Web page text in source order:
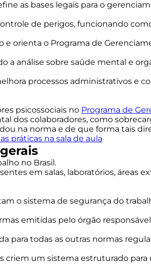
as bases legais para o
de perigos, funcionando
e orienta o Programa de
a análise sobre saúde mental e
processos administrativos e
psicossociais no Programa de
dos colaboradores, como
na norma e de que forma tais
práticas na sala de aula
no Brasil.
em salas, laboratórios, áreas
o sistema de segurança do
emitidas pelo órgão
para todas as outras normas
criem um sistema estruturado